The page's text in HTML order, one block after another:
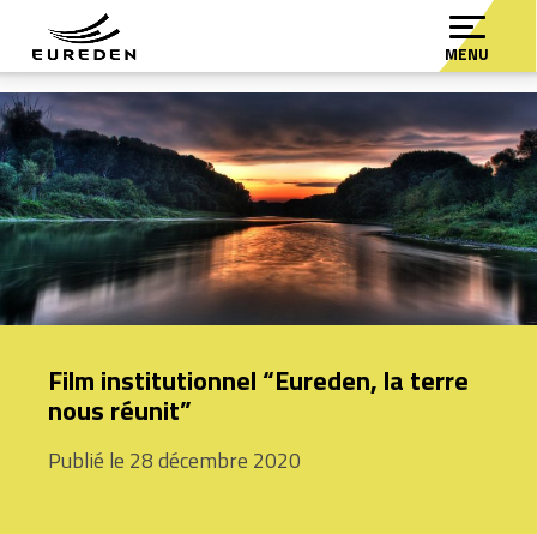
MENU
Film institutionnel “Eureden, la terre
nous réunit”
Publié le 28 décembre 2020